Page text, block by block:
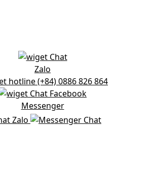
Zalo
(+84) 0886 826 864
Messenger